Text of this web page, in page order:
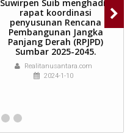
Suwirpen Suib menghadiri
rapat koordinasi
penyusunan Rencana
Pembangunan Jangka
Panjang Derah (RPJPD)
Sumbar 2025-2045.
Realitanusantara.com
2024-1-10